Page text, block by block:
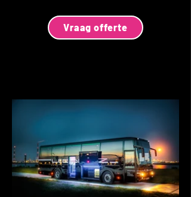
Vraag offerte